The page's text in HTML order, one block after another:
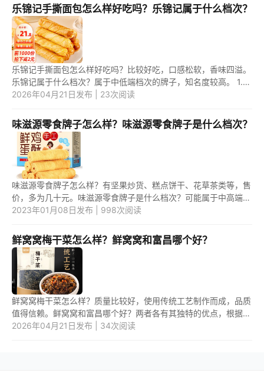
乐锦记手撕面包怎么样好吃吗？乐锦记属于什么档次？
乐锦记手撕面包怎么样好吃吗？比较好吃，口感松软，香味四溢。
乐锦记属于什么档次？属于中低端档次的牌子，知名度较高。 1.乐
锦记手撕面包怎么样好吃吗？ 乐锦记手撕面包质量较好，一些款
2026年04月21日发布 | 23次阅读
味滋源零食牌子怎么样？味滋源零食牌子是什么档次？
味滋源零食牌子怎么样？有坚果炒货、糕点饼干、花草茶类等，售
价，多为几十元。味滋源零食牌子是什么档次？可能属于中高端。
2013年成立，是食品电商前十名。 1.味滋源零食牌子怎么样？ 味
2023年01月08日发布 | 998次阅读
鲜窝窝梅干菜怎么样？鲜窝窝和富昌哪个好？
鲜窝窝梅干菜怎么样？质量比较好，使用传统工艺制作而成，品质
值得信赖。鲜窝窝和富昌哪个好？两者各有其独特的优点，根据个
人爱好进行选择即可。 1.鲜窝窝梅干菜怎么样？ 鲜窝窝梅干菜口
2026年04月21日发布 | 34次阅读